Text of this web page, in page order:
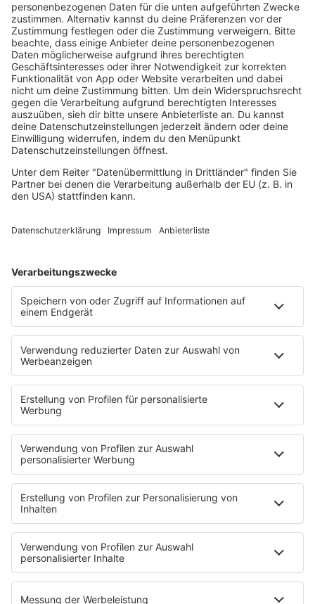
House
Ibiza
Loveparade
Lovesongs
Mayday
Rave
Reggae
RnB Ballads
Rock
Soul & RnB
Techno
Trance
Podcast
Pop Crimes
The Story / Loveparade
90er Kids mit Oli.P
YouTube
90s90s DE:CODED
Musik
News
HITstory
Was macht eigentlich?
Listing
Back to the 90s
Mitmachen